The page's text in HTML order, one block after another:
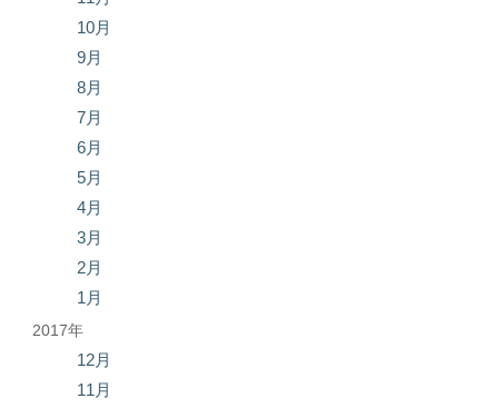
10月
9月
8月
7月
6月
5月
4月
3月
2月
1月
2017年
12月
11月